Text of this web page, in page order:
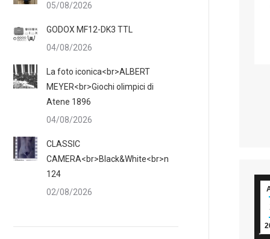
05/08/2026
GODOX MF12-DK3 TTL
04/08/2026
La foto iconica<br>ALBERT
MEYER<br>Giochi olimpici di
Atene 1896
04/08/2026
CLASSIC
CAMERA<br>Black&White<br>n
124
02/08/2026